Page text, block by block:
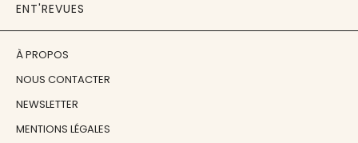
ENT'REVUES
À PROPOS
NOUS CONTACTER
NEWSLETTER
MENTIONS LÉGALES